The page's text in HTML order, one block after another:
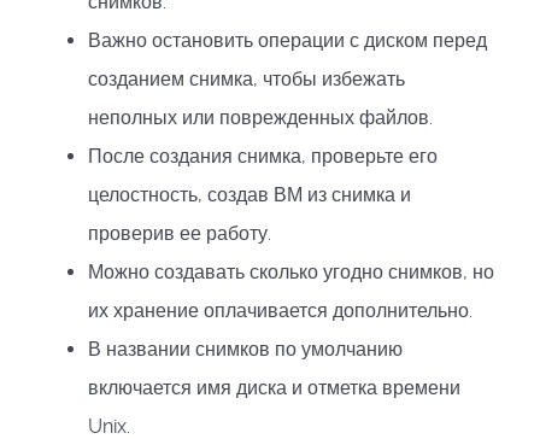
Важно остановить операции с диском перед
созданием снимка, чтобы избежать
неполных или поврежденных файлов.
После создания снимка, проверьте его
целостность, создав ВМ из снимка и
проверив ее работу.
Можно создавать сколько угодно снимков, но
их хранение оплачивается дополнительно.
В названии снимков по умолчанию
включается имя диска и отметка времени
Unix.